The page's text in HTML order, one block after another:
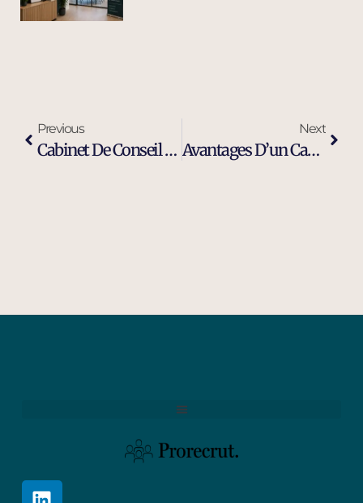
Previous
Cabinet De Conseil En Recrutement Spécialisé Indépendant À Martigues
Next
Avantages D’un Cabinet De Recrutement Moderne Et Efficace À Martigues